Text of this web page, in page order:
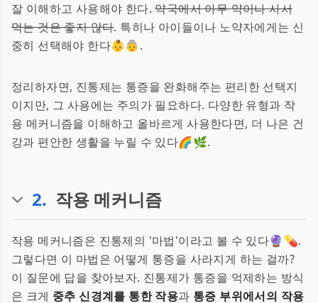
잘 이해하고 사용해야 한다.약국에서 아무 약이나 사서
먹는 것은 좋지 않다. 특히나 아이들이나 노약자에게는 신
중히 선택해야 한다👶👵.
정리하자면, 진통제는 통증을 완화해주는 편리한 선택지
이지만, 그 사용에는 주의가 필요하다. 다양한 유형과 작
용 메커니즘을 이해하고 올바르게 사용한다면, 더 나은 건
강과 편안한 생활을 누릴 수 있다🌈🌿.
2. 작용 메커니즘
작용 메커니즘은 진통제의 '마법'이라고 볼 수 있다🔮💊.
그렇다면 이 마법은 어떻게 통증을 사라지게 하는 걸까?
이 질문에 답을 찾아보자. 진통제가 통증을 억제하는 방식
은 크게 중추 신경계를 통한 작용과 통증 부위에서의 작용